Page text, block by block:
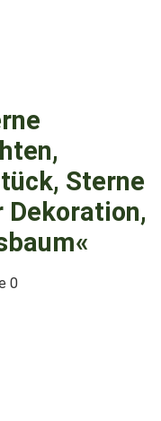
Sterne
Dekoration,
0